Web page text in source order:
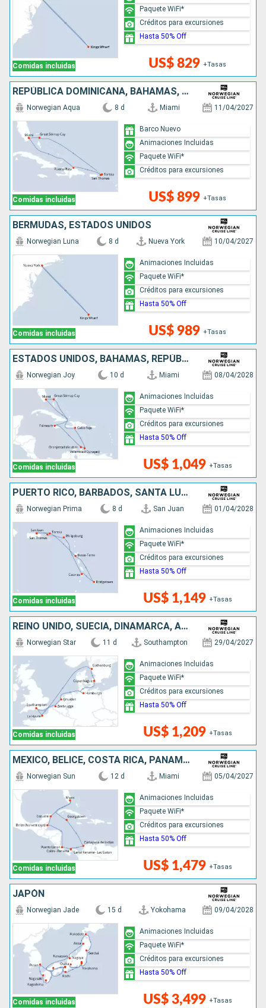
Comidas incluidas US$ 829 +Tasas
Paquete WiFi*
Créditos para excursiones
Hasta 50% Off
REPÚBLICA DOMINICANA, BAHAMAS, ESTADOS UNIDOS
Comidas incluidas
Norwegian Aqua 8 d Miami 11/04/2027
US$ 899 +Tasas
Barco Nuevo
Animaciones Incluidas
Paquete WiFi*
Créditos para excursiones
BERMUDAS, ESTADOS UNIDOS
Comidas incluidas
Norwegian Luna 8 d Nueva York 10/04/2027
US$ 989 +Tasas
Animaciones Incluidas
Paquete WiFi*
Créditos para excursiones
Hasta 50% Off
ESTADOS UNIDOS, BAHAMAS, REPÚBLICA DOMINICANA, ARUBA, JAMAICA
Comidas incluidas
Norwegian Joy 10 d Miami 08/04/2028
US$ 1,049 +Tasas
Animaciones Incluidas
Paquete WiFi*
Créditos para excursiones
Hasta 50% Off
PUERTO RICO, BARBADOS, SANTA LUCIA, SAN MARTÍN
Comidas incluidas
Norwegian Prima 8 d San Juan 01/04/2028
US$ 1,149 +Tasas
Animaciones Incluidas
Paquete WiFi*
Créditos para excursiones
Hasta 50% Off
REINO UNIDO, SUECIA, DINAMARCA, ALEMANIA, PAISES BAJOS, BÉLGICA, FRANCIA
Comidas incluidas
Norwegian Star 11 d Southampton 29/04/2027
US$ 1,209 +Tasas
Animaciones Incluidas
Paquete WiFi*
Créditos para excursiones
Hasta 50% Off
MÉXICO, BELICE, COSTA RICA, PANAMÁ, COLOMBIA, ISLAS CAIMÁN, ESTADOS UNIDOS
Comidas incluidas
Norwegian Sun 12 d Miami 05/04/2027
US$ 1,479 +Tasas
Animaciones Incluidas
Paquete WiFi*
Créditos para excursiones
Hasta 50% Off
JAPÓN
Comidas incluidas
Norwegian Jade 15 d Yokohama 09/04/2028
US$ 3,499 +Tasas
Animaciones Incluidas
Paquete WiFi*
Créditos para excursiones
Hasta 50% Off